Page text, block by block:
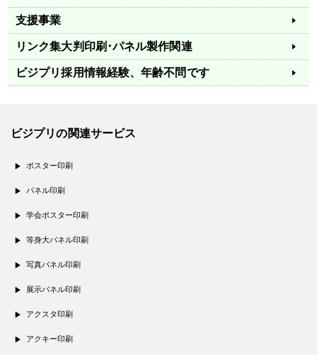
支援事業
リンク集大判印刷･パネル製作関連
ビジプリ採用情報経験、年齢不問です
ビジプリの関連サービス
ポスター印刷
パネル印刷
学会ポスター印刷
等身大パネル印刷
写真パネル印刷
展示パネル印刷
アクスタ印刷
アクキー印刷